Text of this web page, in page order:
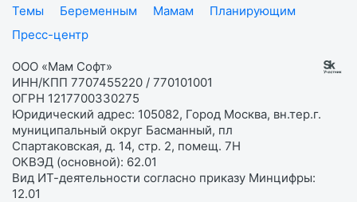
Темы
Беременным Мамам
Планирующим
Пресс-центр
ООО «Мам Софт»
ИНН/КПП 7707455220 / 770101001
ОГРН 1217700330275
Юридический адрес: 105082, Город Москва, вн.тер.г.
муниципальный округ Басманный, пл
Спартаковская, д. 14, стр. 2, помещ. 7Н
ОКВЭД (основной): 62.01
Вид ИТ-деятельности согласно приказу Минцифры:
12.01